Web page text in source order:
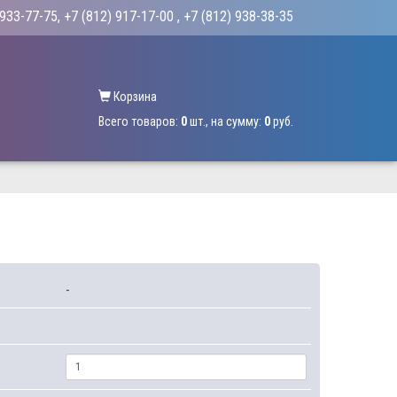
77-75, +7 (812) 917-17-00 , +7 (812) 938-38-35
Корзина
Всего товаров: 0шт., на сумму: 0руб.
-